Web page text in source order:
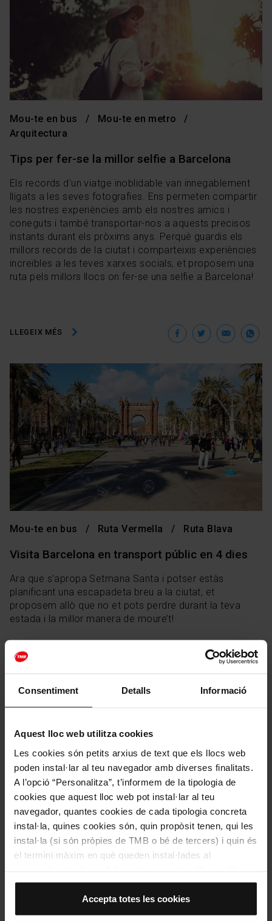
Consentiment Detalls Informació
Aquest lloc web utilitza cookies
Les cookies són petits arxius de text que els llocs web
poden instal·lar al teu navegador amb diverses finalitats.
A l’opció “Personalitza”, t’informem de la tipologia de
cookies que aquest lloc web pot instal·lar al teu
navegador, quantes cookies de cada tipologia concreta
instal·la, quines cookies són, quin propòsit tenen, qui les
instal·la (si són pròpies de TMB o bé de tercers) i quin és
el termini màxim en què queden instal·lades al
que no instal·la cap cookie d’aquesta tipologia.
Si tries l’opció “Accepta totes les cookies”, permets que
totes aquestes cookies s’instal·lin al teu navegador.
Accepta totes les cookies
Mou-te en bus
Mou-te en metro
Arquitectura
Tips per fer-se la millor selfie a Barcelona
Els records d'un viatge inoblidable van innegablement
lligats a les seves fotografies. Ens permeten compartir
les nostres experiències amb els nostres amics i
coneguts i també transportar-nos a aquests precisos
instants durant els pròxims anys. Perquè guardis els
millors records de la ciutat i comparteixis experiències
increïbles a les teves xarxes socials, et proposem una
ruta pels millors llocs on fer-se una selfie a Barcelona!
LLEGEIX MÉS Facebook
Twitter
Mou-te en bus Ruta Vermella Ruta Blava
Visita Barcelona en transport públic en 4 dies
Ara que s’apropa Setmana Santa i potser estàs
planificant una escapadeta breu a la ciutat, et
proposem allò que no et pots perdre durant la teva
estada i la millor manera de moure’t!
Barcelona, una ciutat per respirar